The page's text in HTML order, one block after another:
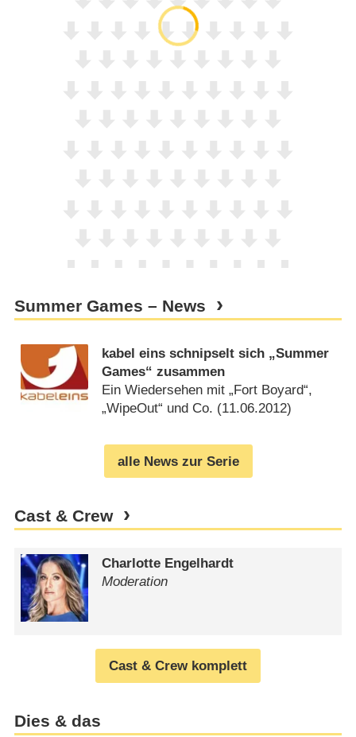
Summer Games – News
kabel eins schnipselt sich „Summer
Games“ zusammen
Ein Wiedersehen mit „Fort Boyard“,
„WipeOut“ und Co. (11.06.2012)
alle News zur Serie
Cast & Crew
Charlotte Engelhardt
Moderation
Cast & Crew komplett
Dies & das